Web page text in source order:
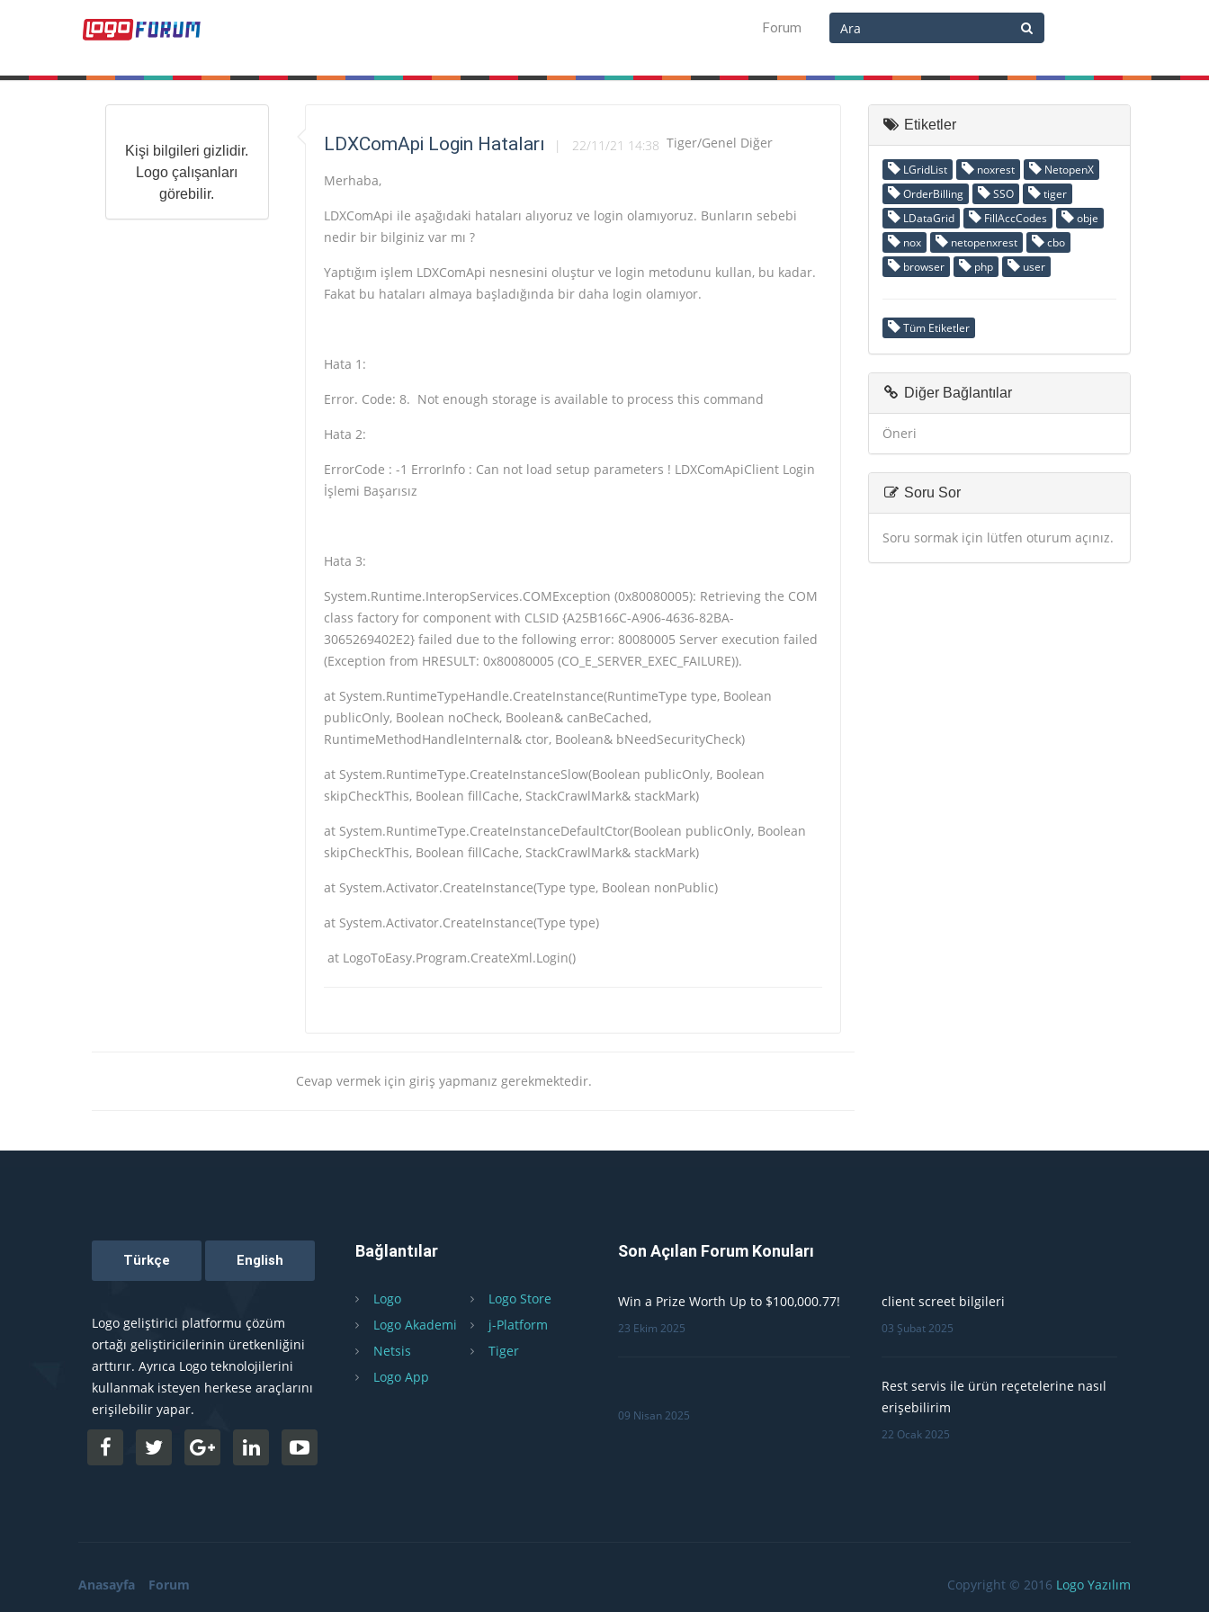
Forum
Kişi bilgileri gizlidir.
Logo çalışanları
görebilir.
LDXComApi Login Hataları 22/11/21 14:38 Tiger/Genel Diğer
Merhaba,
LDXComApi ile aşağıdaki hataları alıyoruz ve login olamıyoruz. Bunların sebebi
nedir bir bilginiz var mı ?
Yaptığım işlem LDXComApi nesnesini oluştur ve login metodunu kullan, bu kadar.
Fakat bu hataları almaya başladığında bir daha login olamıyor.
Hata 1:
Error. Code: 8. Not enough storage is available to process this command
Hata 2:
ErrorCode : -1 ErrorInfo : Can not load setup parameters ! LDXComApiClient Login
İşlemi Başarısız
Hata 3:
System.Runtime.InteropServices.COMException (0x80080005): Retrieving the COM
class factory for component with CLSID {A25B166C-A906-4636-82BA-
3065269402E2} failed due to the following error: 80080005 Server execution failed
(Exception from HRESULT: 0x80080005 (CO_E_SERVER_EXEC_FAILURE)).
at System.RuntimeTypeHandle.CreateInstance(RuntimeType type, Boolean
publicOnly, Boolean noCheck, Boolean& canBeCached,
RuntimeMethodHandleInternal& ctor, Boolean& bNeedSecurityCheck)
at System.RuntimeType.CreateInstanceSlow(Boolean publicOnly, Boolean
skipCheckThis, Boolean fillCache, StackCrawlMark& stackMark)
at System.RuntimeType.CreateInstanceDefaultCtor(Boolean publicOnly, Boolean
skipCheckThis, Boolean fillCache, StackCrawlMark& stackMark)
at System.Activator.CreateInstance(Type type, Boolean nonPublic)
at System.Activator.CreateInstance(Type type)
at LogoToEasy.Program.CreateXml.Login()
Cevap vermek için giriş yapmanız gerekmektedir.
Etiketler
LGridList noxrest
NetopenX
OrderBilling
SSO
tiger
LDataGrid
FillAccCodes
obje
nox
netopenxrest
cbo
browser
php user
Tüm Etiketler
Diğer Bağlantılar
Öneri
Soru Sor
Soru sormak için lütfen oturum açınız.
Logo geliştirici platformu çözüm
ortağı geliştiricilerinin üretkenliğini
arttırır. Ayrıca Logo teknolojilerini
kullanmak isteyen herkese araçlarını
erişilebilir yapar.
Bağlantılar
Logo
Logo Store
Logo Akademi
j-Platform
Netsis
Tiger
Logo App
Son Açılan Forum Konuları
Win a Prize Worth Up to $100,000.77!
23 Ekim 2025
09 Nisan 2025
client screet bilgileri
03 Şubat 2025
Rest servis ile ürün reçetelerine nasıl
erişebilirim
22 Ocak 2025
Anasayfa Forum Copyright © 2016 Logo Yazılım